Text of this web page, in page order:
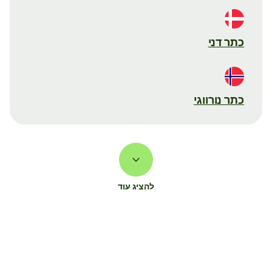
כתר דני
כתר נורווגי
להציג עוד